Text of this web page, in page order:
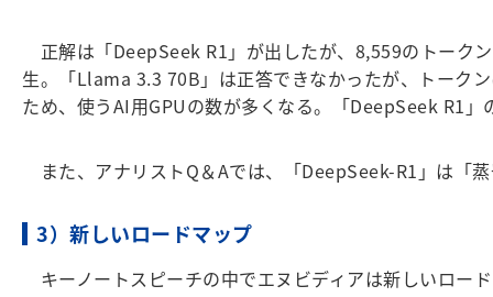
正解は「DeepSeek R1」が出したが、8,559のトーク
生。「Llama 3.3 70B」は正答できなかったが、トーク
ため、使うAI用GPUの数が多くなる。「DeepSeek R1
また、アナリストQ＆Aでは、「DeepSeek-R1」は「
3）新しいロードマップ
キーノートスピーチの中でエヌビディアは新しいロ